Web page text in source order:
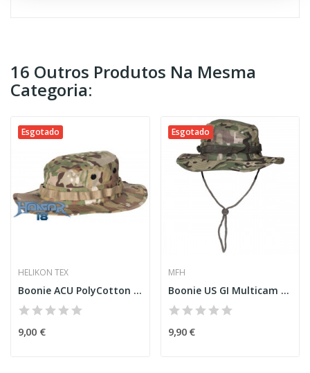
16 Outros Produtos Na Mesma
Categoria:
Esgotado
HELIKON TEX
Boonie ACU PolyCotton Multicam
9,00 €
Esgotado
MFH
Boonie US GI Multicam [MFH]
9,90 €